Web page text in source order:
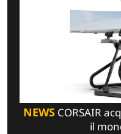
NEWSCORSAIR
il